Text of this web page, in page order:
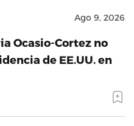
Ago 9, 2026
Ocasio-Cortez no
de EE.UU. en